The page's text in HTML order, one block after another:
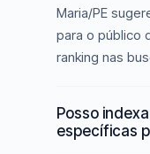
Maria/PE
para o público
ranking nas
Posso
específicas